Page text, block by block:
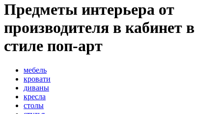
Предметы интерьера от
производителя в кабинет в
стиле поп-арт
мебель
кровати
диваны
кресла
столы